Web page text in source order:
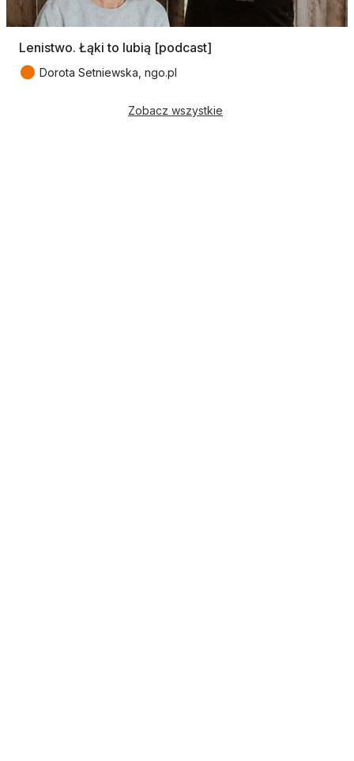
Lenistwo. Łąki to lubią [podcast]
● Dorota Setniewska, ngo.pl
Zobacz wszystkie